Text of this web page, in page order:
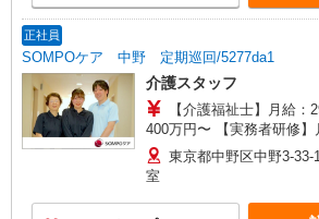
基本給2.08ヶ月分/年支給
正社員
SOMPOケア 中野 定期巡回/5277da1
介護スタッフ
【介護福祉士】月給：
400万円〜 【実務者研修
例：340万円〜 【初任者
年収例：330万円〜 ※職務
手当、日祝手当（月平均2
東京都中野区中野3-
室